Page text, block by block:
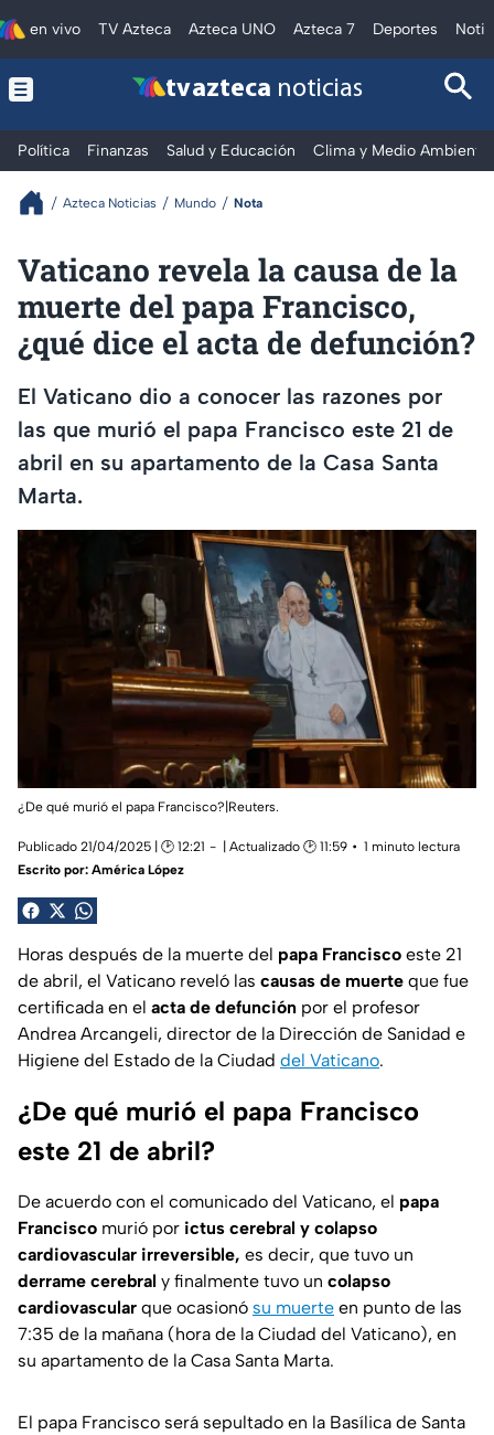
en vivo TV Azteca Azteca UNO Azteca 7 Deportes
tv azteca noticias
Política Finanzas Salud y Educación Clima y Medio Ambiente
Azteca Noticias Mundo Nota
Vaticano revela la causa de la
muerte del papa Francisco,
¿qué dice el acta de defunción?
El Vaticano dio a conocer las razones por
las que murió el papa Francisco este 21 de
abril en su apartamento de la Casa Santa
Marta.
¿De qué murió el papa Francisco?|Reuters.
Publicado 21/04/2025 | 🕑 12:21 | Actualizado 🕑 11:59
1 minuto lectura
Escrito por: América López
Horas después de la muerte del papa Francisco este 21
de abril, el Vaticano reveló las causas de muerte que fue
certificada en el acta de defunción por el profesor
Andrea Arcangeli, director de la Dirección de Sanidad e
Higiene del Estado de la Ciudad del Vaticano.
¿De qué murió el papa Francisco
este 21 de abril?
De acuerdo con el comunicado del Vaticano, el papa
Francisco murió por ictus cerebral y colapso
cardiovascular irreversible, es decir, que tuvo un
derrame cerebral y finalmente tuvo un colapso
cardiovascular que ocasionó su muerte en punto de las
7:35 de la mañana (hora de la Ciudad del Vaticano), en
su apartamento de la Casa Santa Marta.
El papa Francisco será sepultado en la Basílica de Santa